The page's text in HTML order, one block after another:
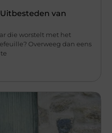
van
die worstelt met het
Overweeg dan eens